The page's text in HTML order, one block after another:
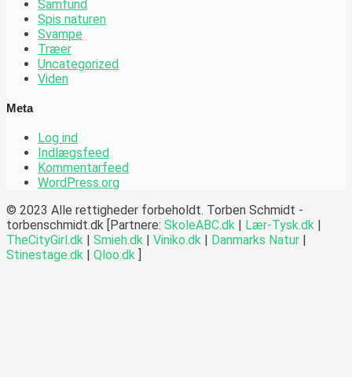
Samfund
Spis naturen
Svampe
Træer
Uncategorized
Viden
Meta
Log ind
Indlægsfeed
Kommentarfeed
WordPress.org
© 2023 Alle rettigheder forbeholdt. Torben Schmidt -
torbenschmidt.dk [Partnere: SkoleABC.dk Lær-Tysk.dk
TheCityGirl.dk
Smieh.dk Viniko.dk Danmarks Natur
Stinestage.dk
Qloo.dk